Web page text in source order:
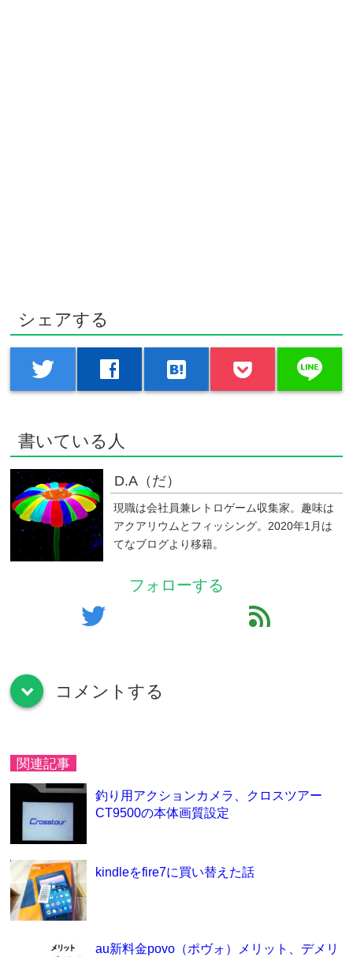
シェアする
twitter facebook hatenabookmark line
書いている人
D.A（だ）
現職は会社員兼レトロゲーム収集家。趣味は
アクアリウムとフィッシング。2020年1月は
てなブログより移籍。
フォローする
twitter feed
down コメントする
関連記事
釣り用アクションカメラ、クロスツアー
CT9500の本体画質設定
kindleをfire7に買い替えた話
au新料金povo（ポヴォ）メリット、デメリ